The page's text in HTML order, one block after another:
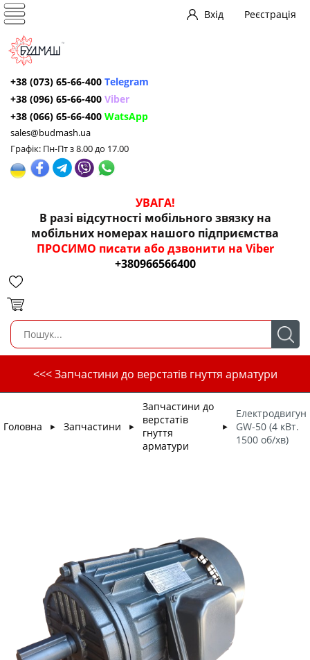
Вхід Реєстрація
+38 (073) 65-66-400 Telegram
+38 (096) 65-66-400 Viber
+38 (066) 65-66-400 WatsApp
sales@budmash.ua
Графік: Пн-Пт з 8.00 до 17.00
УВАГА!
В разі відсутності мобільного звязку на
мобільних номерах нашого підприємства
ПРОСИМО писати або дзвонити на Viber
+380966566400
<<< Запчастини до верстатів гнуття арматури
Головна ► Запчастини ►
Запчастини до
верстатів
гнуття
арматури
►
Електродвигун
GW-50 (4 кВт.
1500 об/хв)